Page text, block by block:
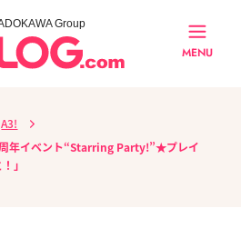
Group
MENU
A3!
周年イベント“Starring Party!”★プレイ
」